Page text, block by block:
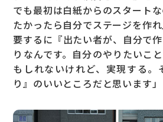
でも最初は白紙からのスタート
たかったら自分でステージを作れ
要するに『出たい者が、自分で
りなんです。自分のやりたいこ
もしれないけれど、実現する。
り』のいいところだと思います」